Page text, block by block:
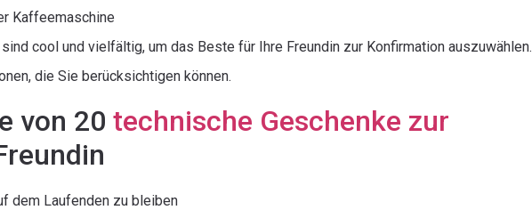
Kaffeemaschine
cool und vielfältig, um das Beste für Ihre Freundin zur Konfirmation auszuwählen.
die Sie berücksichtigen können.
von 20 technische Geschenke zur
dem Laufenden zu bleiben